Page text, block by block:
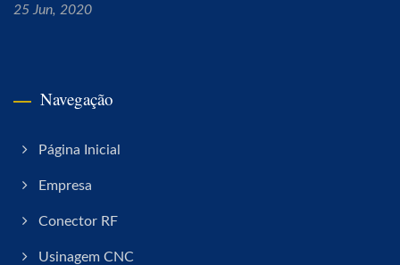
25 Jun, 2020
Navegação
Página Inicial
Empresa
Conector RF
Usinagem CNC